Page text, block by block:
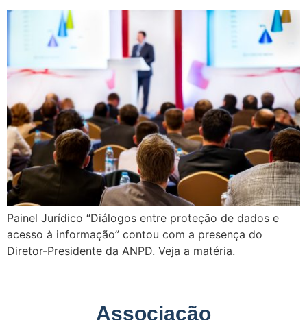
Painel Jurídico “Diálogos entre proteção de dados e
acesso à informação” contou com a presença do
Diretor-Presidente da ANPD. Veja a matéria.
Associação